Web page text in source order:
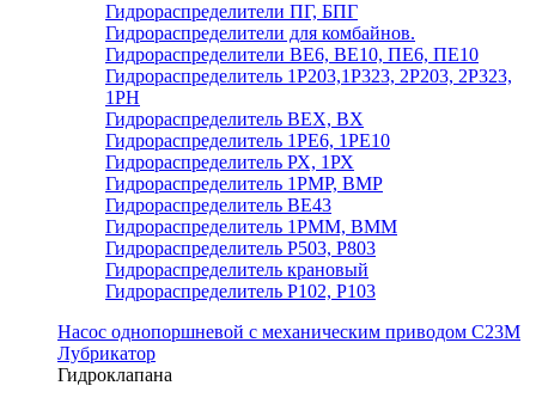
Гидрораспределители ПГ, БПГ
Гидрораспределители для комбайнов.
Гидрораспределители ВЕ6, ВЕ10, ПЕ6, ПЕ10
Гидрораспределитель 1Р203,1Р323, 2Р203, 2Р323,
1РН
Гидрораспределитель ВЕХ, ВХ
Гидрораспределитель 1РЕ6, 1РЕ10
Гидрораспределитель РХ, 1РХ
Гидрораспределитель 1РМР, ВМР
Гидрораспределитель ВЕ43
Гидрораспределитель 1РММ, ВММ
Гидрораспределитель Р503, Р803
Гидрораспределитель крановый
Гидрораспределитель Р102, Р103
Насос однопоршневой с механическим приводом С23М
Лубрикатор
Гидроклапана